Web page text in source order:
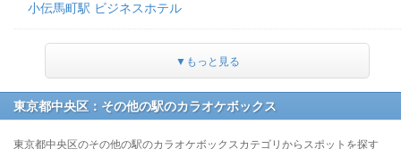
小伝馬町駅 ビジネスホテル
▼もっと見る
東京都中央区：その他の駅のカラオケボックス
東京都中央区のその他の駅のカラオケボックスカテゴリからスポットを探す